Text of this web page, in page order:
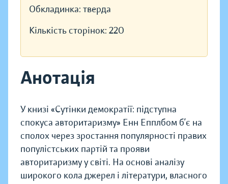
Обкладинка: тверда
Кількість сторінок: 220
Анотація
У книзі «Сутінки демократії: підступна
спокуса авторитаризму» Енн Епплбом б’є на
сполох через зростання популярності правих
популістських партій та прояви
авторитаризму у світі. На основі аналізу
широкого кола джерел і літератури, власного